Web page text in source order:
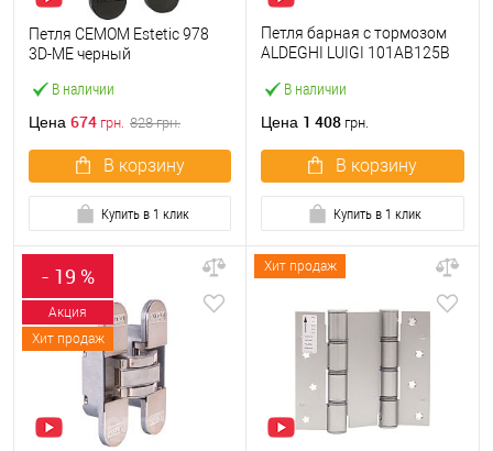
В наличии
Петля CEMOM Estetic 978
3D-ME черный
Цена 674 грн. 828грн.
В корзину
Купить в 1 клик
В наличии
Петля барная с тормозом
ALDEGHI LUIGI 101AB125B
Цена 1 408 грн.
В корзину
Купить в 1 клик
- 19 %
Акция
Хит продаж
Хит продаж